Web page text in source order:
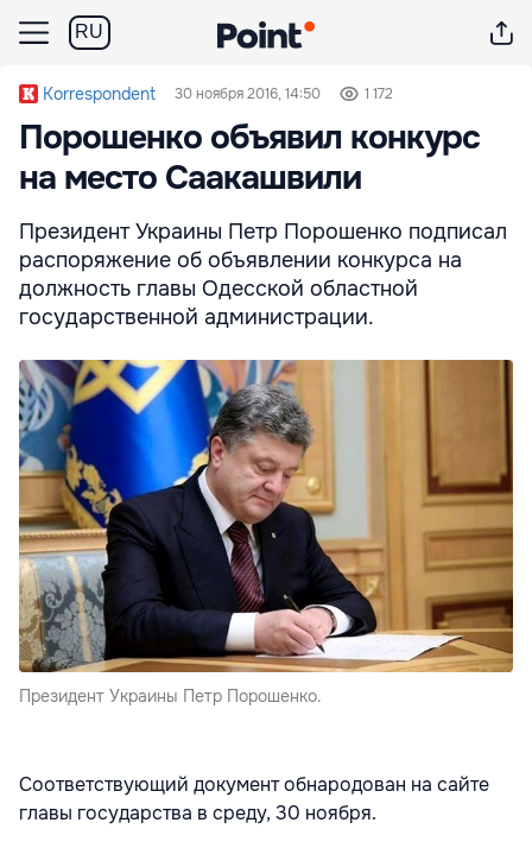
RU
Korrespondent 30 ноября 2016, 14:50 1 172
Порошенко объявил конкурс
на место Саакашвили
Президент Украины Петр Порошенко подписал
распоряжение об объявлении конкурса на
должность главы Одесской областной
государственной администрации.
Президент Украины Петр Порошенко.
Соответствующий документ обнародован на сайте
главы государства в среду, 30 ноября.